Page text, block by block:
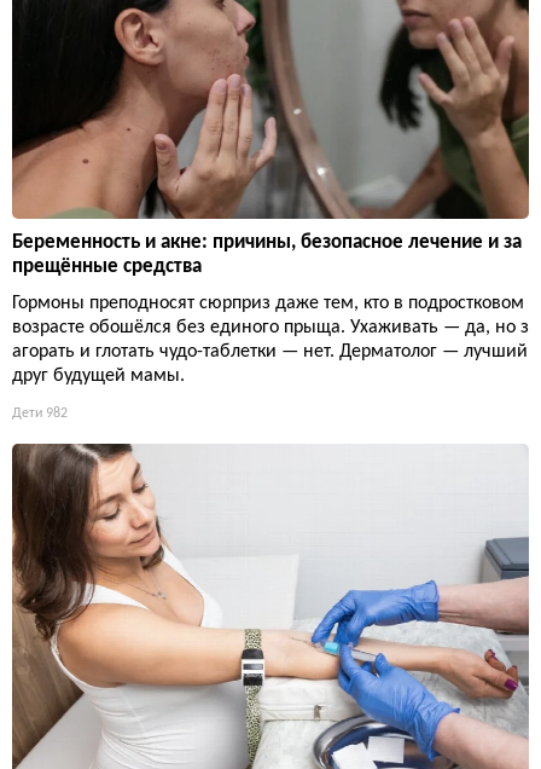
Беременность и акне: причины, безопасное лечение и за
прещённые средства
Гормоны преподносят сюрприз даже тем, кто в подростковом
возрасте обошёлся без единого прыща. Ухаживать — да, но з
агорать и глотать чудо-таблетки — нет. Дерматолог — лучший
друг будущей мамы.
Дети 982